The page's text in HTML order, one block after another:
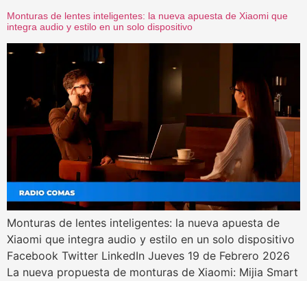
Monturas de lentes inteligentes: la nueva apuesta de Xiaomi que
integra audio y estilo en un solo dispositivo
Monturas de lentes inteligentes: la nueva apuesta de
Xiaomi que integra audio y estilo en un solo dispositivo
Facebook Twitter LinkedIn Jueves 19 de Febrero 2026
La nueva propuesta de monturas de Xiaomi: Mijia Smart